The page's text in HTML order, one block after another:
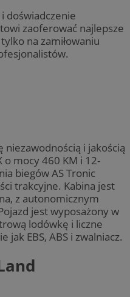
doświadczenie
zaoferować najlepsze
na zamiłowaniu
i jakością
o mocy 460 KM i 12-
biegów AS Tronic
trakcyjne. Kabina jest
z autonomicznym
jest wyposażony w
lodówkę i liczne
EBS, ABS i zwalniacz.